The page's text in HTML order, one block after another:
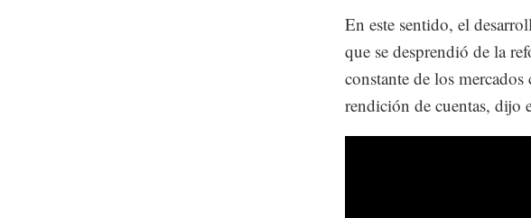
En este sentido, el
que se desprendió de la
constante de los
rendición de cuentas, dijo